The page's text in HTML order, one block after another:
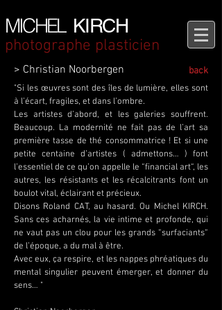
MICHEL KIRCH
photographe plasticien
> Christian Noorbergen back
"Si les œuvres sont des îles de lumière, elles sont
à l’écart, fragiles, et dans l’ombre.
Les artistes d’abord, et les galeries souffrent.
Beaucoup. La modernité ne fait pas de l’art sa
première tasse de thé consommatrice ! Et si une
petite centaine d’artistes ( admettons… ) font
l’essentiel de ce qu’on appelle le “financial art“, les
autres, les résistants et les récalcitrants font un
boulot vital, éclairant et précieux.
Disons Roland CAT, au hasard. Ou Michel KIRCH.
Sans ces acharnés, la vie intime et profonde, qui
ne vaut pas un clou pour les grands “surfaciants“
de l’époque, a du mal à être.
Avec eux, ça respire, et les nappes phréatiques du
mental singulier peuvent émerger, et donner du
sens… "